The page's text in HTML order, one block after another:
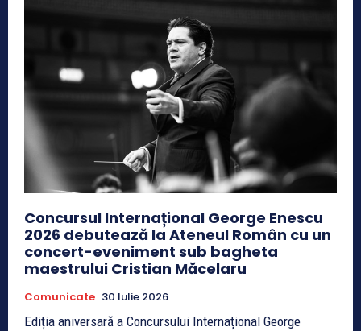
Concursul Internațional George Enescu
2026 debutează la Ateneul Român cu un
concert-eveniment sub bagheta
maestrului Cristian Măcelaru
Comunicate 30 Iulie 2026
Ediția aniversară a Concursului Internațional George